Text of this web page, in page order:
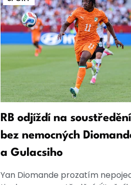
RB odjíždí na soustředění
bez nemocných
a Gulacsiho
Yan Diomande prozatím